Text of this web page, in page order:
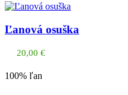
Ľanová osuška
20,00 €
100% ľan